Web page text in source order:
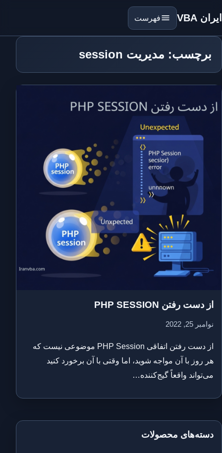
ایران VBA فهرست
برچسب: مدیریت session
از دست رفتن PHP SESSION
نوامبر 25, 2022
از دست رفتن اتفاقی PHP Session موضوعی نیست که
هر روز با آن مواجه شوید، اما وقتی با آن برخورد کنید
می‌تواند واقعاً گیج‌کننده…
دسته‌های محصولات